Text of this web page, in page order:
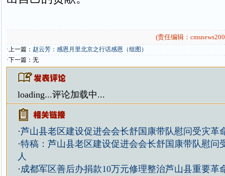
(责任编辑：
·上一篇： 赵云芳：感恩月里北京之行话感恩（组图）
·下一篇：无
loading...评论加载中...
·芦山县老区建设促进会会长舒国康带队慰问受灾革
·特稿：芦山县老区建设促进会会长舒国康带队慰问
人
·成都军区善后办捐款10万元修理整治芦山县重要革